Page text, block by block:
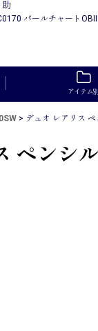
助
パールチャート
アイテム別
> デュオ レアリス
ペンシ